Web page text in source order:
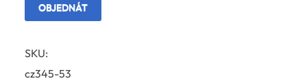
OBJEDNÁT
SKU:
cz345-53